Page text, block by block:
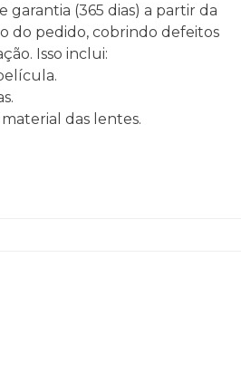
garantia (365 dias) a partir da
do pedido, cobrindo defeitos
Isso inclui:
das lentes.